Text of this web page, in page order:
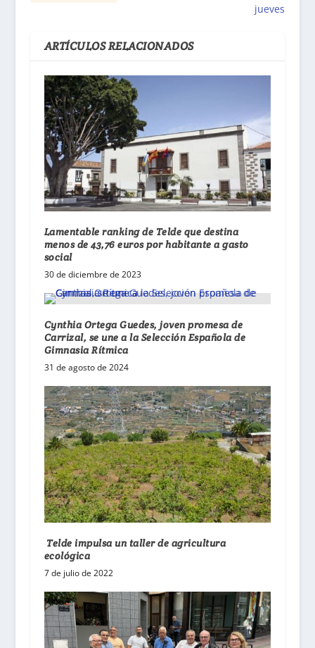
jueves
ARTÍCULOS RELACIONADOS
Lamentable ranking de Telde que destina
menos de 43,76 euros por habitante a gasto
social
30 de diciembre de 2023
Cynthia Ortega Guedes, joven promesa de
Carrizal, se une a la Selección Española de
Gimnasia Rítmica
31 de agosto de 2024
Telde impulsa un taller de agricultura
ecológica
7 de julio de 2022